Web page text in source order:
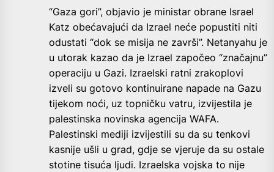
“Gaza gori”, objavio je ministar obrane Israel
Katz obećavajući da Izrael neće popustiti niti
odustati “dok se misija ne završi”. Netanyahu je
u utorak kazao da je Izrael započeo “značajnu”
operaciju u Gazi. Izraelski ratni zrakoplovi
izveli su gotovo kontinuirane napade na Gazu
tijekom noći, uz topničku vatru, izvijestila je
palestinska novinska agencija WAFA.
Palestinski mediji izvijestili su da su tenkovi
kasnije ušli u grad, gdje se vjeruje da su ostale
stotine tisuća ljudi. Izraelska vojska to nije